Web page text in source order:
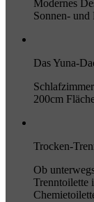
Modernes
Sonnen-
Das Yuna-
200cm
Trocken-
Ob
Trenntoilette